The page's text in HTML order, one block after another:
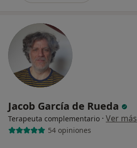
Jacob García de Rueda
Terapeuta complementario · Ver más
54 opiniones